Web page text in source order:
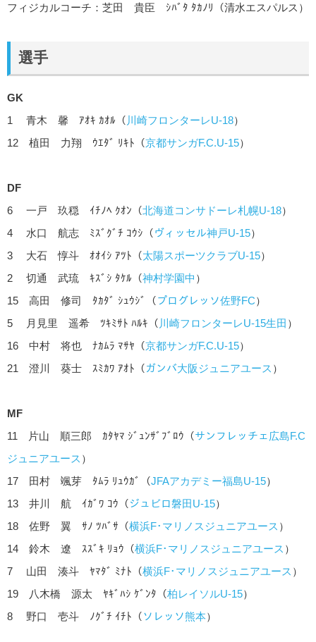
フィジカルコーチ：芝田 貴臣 ｼﾊﾞﾀ ﾀｶﾉﾘ（清水エスパルス）
選手
GK
1 青木 馨 ｱｵｷ ｶｵﾙ（ 川崎フロンターレU-18）
12 植田 力翔 ｳｴﾀﾞ ﾘｷﾄ（京都サンガF.C.U-15）
DF
6 一戸 玖穏 ｲﾁﾉﾍ ｸｵﾝ（北海道コンサドーレ札幌U-18）
4 水口 航志 ﾐｽﾞｸﾞﾁ ｺｳｼ（ヴィッセル神戸U-15）
3 大石 惇斗 ｵｵｲｼ ｱﾂﾄ（太陽スポーツクラブU-15）
2 切通 武琉 ｷｽﾞｼ ﾀｹﾙ（神村学園中 ）
15 高田 修司 ﾀｶﾀﾞ ｼｭｳｼﾞ（プログレッソ佐野FC）
5 月見里 遥希 ﾂｷﾐｻﾄ ﾊﾙｷ（ 川崎フロンターレU-15生田 ）
16 中村 将也 ﾅｶﾑﾗ ﾏｻﾔ（京都サンガF.C.U-15）
21 澄川 葵士 ｽﾐｶﾜ ｱｵﾄ（ガンバ大阪ジュニアユース ）
MF
11 片山 順三郎 ｶﾀﾔﾏ ｼﾞｭﾝｻﾞﾌﾞﾛｳ（サンフレッチェ広島F.C
ジュニアユース ）
17 田村 颯芽 ﾀﾑﾗ ﾘｭｳｶﾞ（JFAアカデミー福島U-15）
13 井川 航 ｲｶﾞﾜ ｺｳ（ジュビロ磐田U-15）
18 佐野 翼 ｻﾉ ﾂﾊﾞｻ（横浜F･マリノスジュニアユース ）
14 鈴木 遼 ｽｽﾞｷ ﾘｮｳ（横浜F･マリノスジュニアユース ）
7 山田 湊斗 ﾔﾏﾀﾞ ﾐﾅﾄ（横浜F･マリノスジュニアユース ）
19 八木橋 源太 ﾔｷﾞﾊｼ ｹﾞﾝﾀ（柏レイソルU-15）
8 野口 壱斗 ﾉｸﾞﾁ ｲﾁﾄ（ソレッソ熊本）